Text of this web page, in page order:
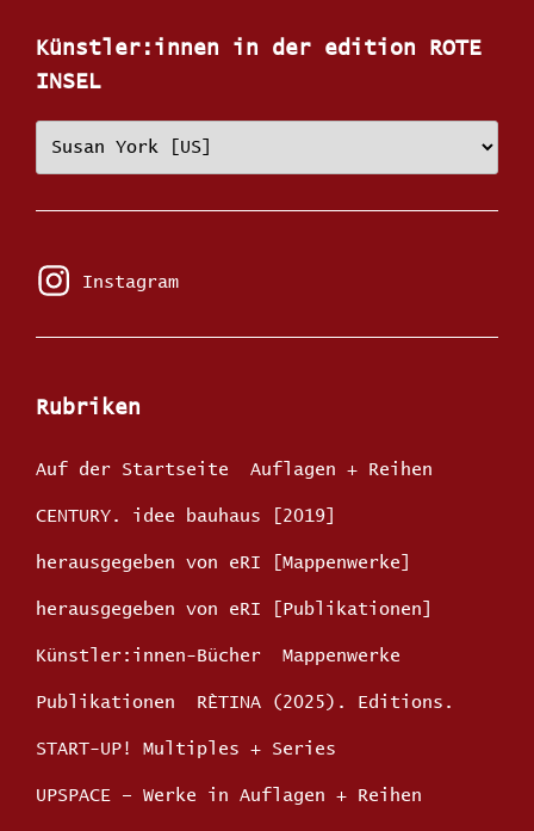
Künstler:innen in der edition ROTE
INSEL
Künstler:innen
INSEL
Instagram
Instagram
Rubriken
Auf der Startseite Auflagen + Reihen
CENTURY. idee bauhaus [2019]
herausgegeben von eRI [Mappenwerke]
herausgegeben von eRI [Publikationen]
Künstler:innen-Bücher Mappenwerke
Publikationen RÈTINA (2025). Editions.
START-UP! Multiples + Series
UPSPACE – Werke in Auflagen + Reihen